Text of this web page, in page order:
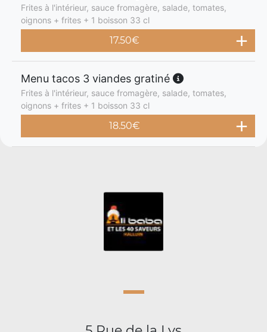
Frites à l'intérieur, sauce fromagère, salade, tomates,
oignons + frites + 1 boisson 33 cl
17.50€
Menu tacos 3 viandes gratiné
Frites à l'intérieur, sauce fromagère, salade, tomates,
oignons + frites + 1 boisson 33 cl
18.50€